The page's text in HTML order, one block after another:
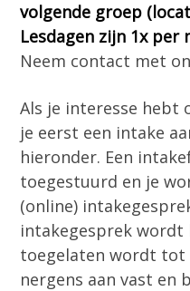
volgende groep
Lesdagen zijn 1x per
Neem contact met
Als je interesse hebt
je eerst een intake
hieronder. Een
toegestuurd en je
(online)
intakegesprek wordt
toegelaten wordt tot
nergens aan vast en